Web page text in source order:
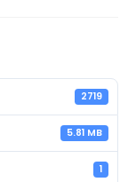
2719
5.81 MB
1